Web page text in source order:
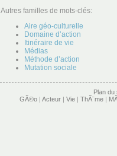
Autres familles de mots-clés:
Aire géo-culturelle
Domaine d’action
Itinéraire de vie
Médias
Méthode d’action
Mutation sociale
Plan du
GÃ©o | Acteur | Vie | ThÃ¨me |